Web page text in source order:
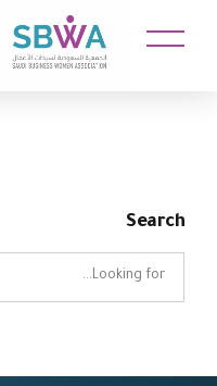
Search